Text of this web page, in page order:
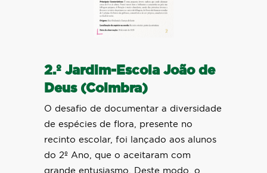
2.º Jardim-Escola João de
Deus (Coimbra)
O desafio de documentar a diversidade
de espécies de flora, presente no
recinto escolar, foi lançado aos alunos
do 2º Ano, que o aceitaram com
grande entusiasmo. Deste modo, o